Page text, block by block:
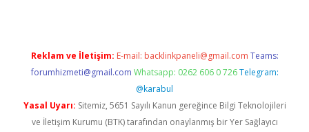
Reklam ve İletişim: E-mail: backlinkpaneli@gmail.com Teams:
forumhizmeti@gmail.com Whatsapp: 0262 606 0 726 Telegram:
@karabul
Yasal Uyarı: Sitemiz, 5651 Sayılı Kanun gereğince Bilgi Teknolojileri
ve İletişim Kurumu (BTK) tarafından onaylanmış bir Yer Sağlayıcı